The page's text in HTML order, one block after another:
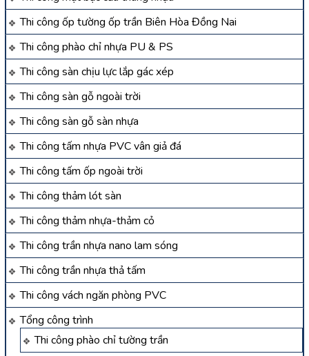
Thi công ốp tường ốp trần Biên Hòa Đồng Nai
Thi công phào chỉ nhựa PU & PS
Thi công sàn chịu lực lắp gác xép
Thi công sàn gỗ ngoài trời
Thi công sàn gỗ sàn nhựa
Thi công tấm nhựa PVC vân giả đá
Thi công tấm ốp ngoài trời
Thi công thảm lót sàn
Thi công thảm nhựa-thảm cỏ
Thi công trần nhựa nano lam sóng
Thi công trần nhựa thả tấm
Thi công vách ngăn phòng PVC
Tổng công trình
Thi công phào chỉ tường trần